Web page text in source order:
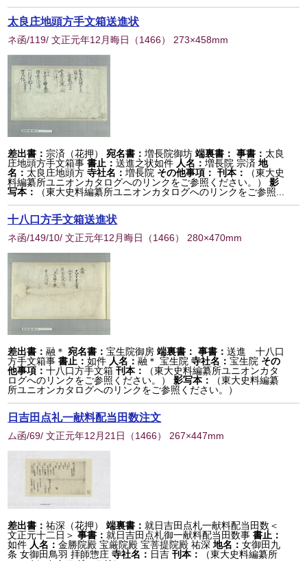
太良庄地頭方手文箱送進状
ネ函/119/ 文正元年12月晦日 （1466） 273×458mm
差出書： 宗済（花押） 宛名書：増長院御坊 端裏書： 事書： 太良
庄地頭方手文箱事 書止：送進之状如件 人名：増長院 宗済 地
名： 太良庄地頭方 寺社名：増長院 その他事項： 刊本：
（東大史
料編纂所ユニオンカタログへのリンクをご参照ください。）
影
写本：
（東大史料編纂所ユニオンカタログへのリンクをご参照...
十八口方手文箱送進状
ネ函/149/10/ 文正元年12月晦日 （1466） 280×470mm
差出書：融＊ 宛名書：宝生院御房 端裏書： 事書：送進 十八口
方手文箱事 書止：如件 人名：融＊ 宝生院 寺社名：宝生院 その
他事項：十八口方手文箱刊本：
（東大史料編纂所ユニオンカタ
ログへのリンクをご参照ください。）
影写本：
（東大史料編纂
所ユニオンカタログへのリンクをご参照ください。）
日吉田点礼一献料配当田数注文
ム函/69/ 文正元年12月21日 （1466） 267×447mm
差出書：祐深（花押） 端裏書：就日吉田点札一献料配当田数＜
文正元十二日＞ 事書：就日吉田点札御一献料配当田数事 書止：
如件 人名：金勝院殿 宝厳院殿 宝菩提院殿 祐深 地名：女御田九
条 女御田鳥羽 拝師惣庄 寺社名： 日吉 刊本：
（東大史料編纂所